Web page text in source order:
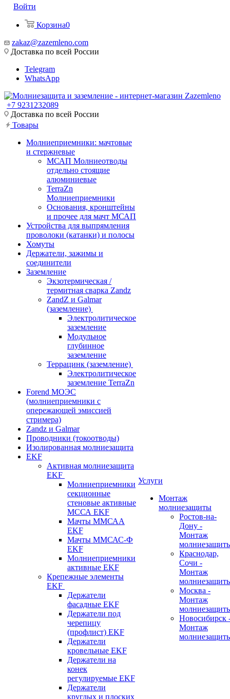
Войти
Корзина0
zakaz@zazemleno.com
Доставка по всей России
Telegram
WhatsApp
+7 9231232089
Доставка по всей России
Товары
Молниеприемники: мачтовые
и стержневые
МСАП Молниеотводы
отдельно стоящие
алюминиевые
TerraZn
Молниеприемники
Основания, кронштейны
и прочее для мачт МСАП
Устройства для выпрямления
проволоки (катанки) и полосы
Хомуты
Держатели, зажимы и
соединители
Заземление
Экзотермическая /
термитная сварка Zandz
ZandZ и Galmar
(заземление)
Электролитическое
заземление
Модульное
глубинное
заземление
Террацинк (заземление)
Электролитическое
заземление TerraZn
Forend МОЭС
(молниеприемники с
опережающей эмиссией
стримера)
Zandz и Galmar
Проводники (токоотводы)
Изолированная молниезащита
EKF
Активная молниезащита
EKF
Молниеприемники
секционные
стеновые активные
МССА EKF
Мачты ММСАА
EKF
Мачты ММСАС-Ф
EKF
Молниеприемники
активные EKF
Крепежные элементы
EKF
Держатели
фасадные EKF
Держатели под
черепицу
(профлист) EKF
Держатели
кровельные EKF
Держатели на
конек
регулируемые EKF
Держатели
круглых и плоских
Услуги
Монтаж
молниезащиты
Ростов-на-
Дону -
Монтаж
Краснодар,
Сочи -
Монтаж
Москва -
Монтаж
Новосибирск
Монтаж